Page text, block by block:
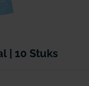
| 10 Stuks